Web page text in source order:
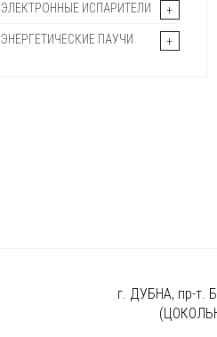
ЭЛЕКТРОННЫЕ ИСПАРИТЕЛИ
ЭНЕРГЕТИЧЕСКИЕ ПАУЧИ
г. ДУБНА, пр-т.